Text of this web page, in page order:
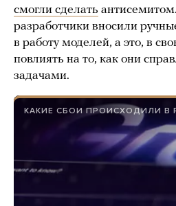
смогли сделать
разработчики вносили
в работу моделей, а это, в
повлиять на то, как они
задачами.
КАКИЕ СБОИ ПРОИСХОДИЛИ В